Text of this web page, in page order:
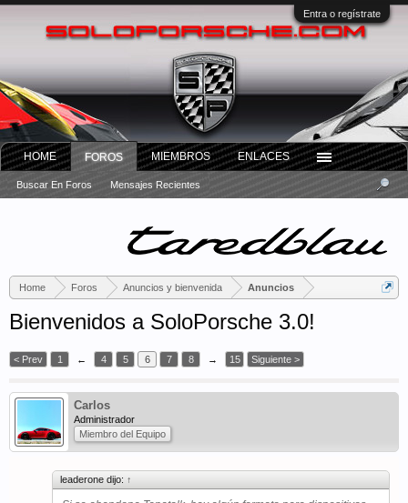
Entra o regístrate
Home Foros Anuncios y bienvenida Anuncios
Bienvenidos a SoloPorsche 3.0!
< Prev 1 ← 4 5 6 7 8 → 15 Siguiente >
Carlos
Administrador
Miembro del Equipo
leaderone dijo: ↑
HOME FOROS
Buscar En Foros Mensajes Recientes
MIEMBROS ENLACES